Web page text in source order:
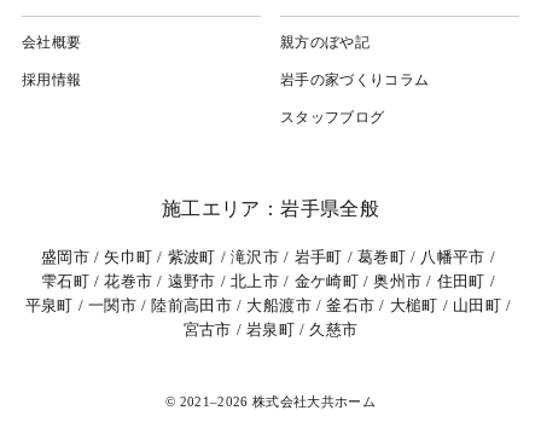
会社概要
採用情報
親方のぼや記
岩⼿の家づくりコラム
スタッフブログ
施工エリア：岩手県全般
盛岡市 矢巾町 紫波町 滝沢市 岩手町 葛巻町
八幡平市
雫石町
花巻市 遠野市 北上市 金ケ崎町 奥州市
住田町
平泉町
一関市 陸前高田市 大船渡市 釜石市 大槌町
山田町
宮古市
岩泉町 久慈市
© 2021–2026 株式会社大共ホーム